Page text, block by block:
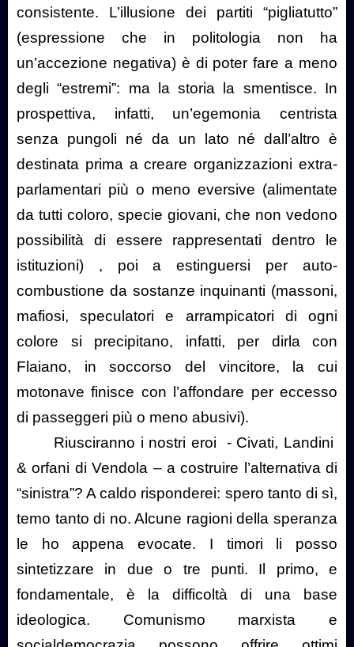
consistente. L’illusione dei partiti “pigliatutto”
(espressione che in politologia non ha
un’accezione negativa) è di poter fare a meno
degli “estremi”: ma la storia la smentisce. In
prospettiva, infatti, un’egemonia centrista
senza pungoli né da un lato né dall’altro è
destinata prima a creare organizzazioni extra-
parlamentari più o meno eversive (alimentate
da tutti coloro, specie giovani, che non vedono
possibilità di essere rappresentati dentro le
istituzioni) , poi a estinguersi per auto-
combustione da sostanze inquinanti (massoni,
mafiosi, speculatori e arrampicatori di ogni
colore si precipitano, infatti, per dirla con
Flaiano, in soccorso del vincitore, la cui
motonave finisce con l’affondare per eccesso
di passeggeri più o meno abusivi).
Riusciranno i nostri eroi
- Civati, Landini
& orfani di Vendola – a costruire l’alternativa di
“sinistra”? A caldo risponderei: spero tanto di sì,
temo tanto di no. Alcune ragioni della speranza
le ho appena evocate. I timori li posso
sintetizzare in due o tre punti. Il primo, e
fondamentale, è la difficoltà di una base
ideologica. Comunismo marxista e